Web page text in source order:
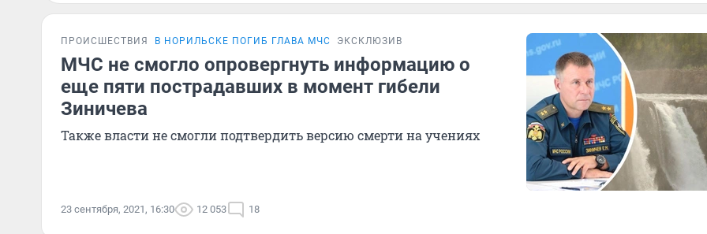
ПРОИСШЕСТВИЯ В НОРИЛЬСКЕ ПОГИБ ГЛАВА МЧС ЭКСКЛЮЗИВ
МЧС не смогло опровергнуть информацию о
еще пяти пострадавших в момент гибели
Зиничева
Также власти не смогли подтвердить версию смерти на учениях
23 сентября, 2021, 16:30 12 053 18